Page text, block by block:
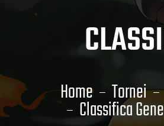
Home Tornei
Classifica